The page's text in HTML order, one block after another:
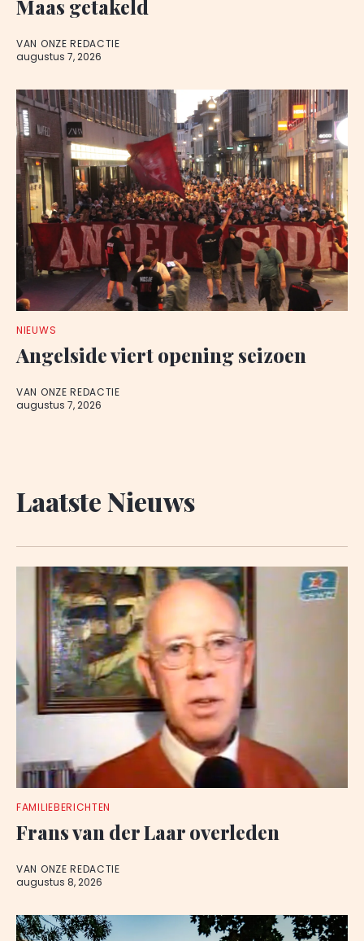
Maas getakeld
VAN ONZE REDACTIE
augustus 7, 2026
NIEUWS
Angelside viert opening seizoen
VAN ONZE REDACTIE
augustus 7, 2026
Laatste Nieuws
FAMILIEBERICHTEN
Frans van der Laar overleden
VAN ONZE REDACTIE
augustus 8, 2026